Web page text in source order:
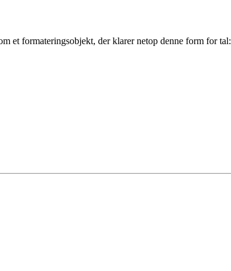
et formateringsobjekt, der klarer netop denne form for tal: